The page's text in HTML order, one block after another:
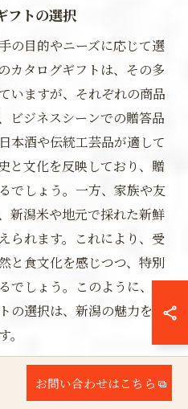
フトの選択
の目的やニーズに応じて選
カタログギフトは、その多
いますが、それぞれの商品
ビジネスシーンでの贈答品
本酒や伝統工芸品が適して
と文化を反映しており、贈
でしょう。一方、家族や友
新潟米や地元で採れた新鮮
られます。これにより、受
と食文化を感じつつ、特別
でしょう。このように、目
の選択は、新潟の魅力を最
の特徴お問い合わせはこちら